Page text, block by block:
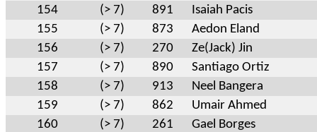
154
(> 7) 891
Isaiah Pacis
155
(> 7) 873
Aedon Eland
156
(> 7) 270
Ze(Jack) Jin
157
(> 7) 890
Santiago Ortiz
158
(> 7) 913
Neel Bangera
159
(> 7) 862
Umair Ahmed
160
(> 7) 261
Gael Borges